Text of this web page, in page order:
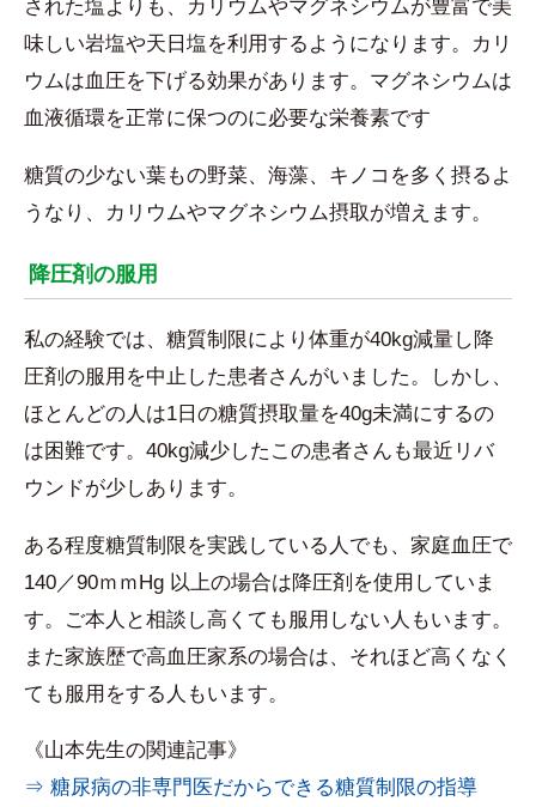
された塩よりも、カリウムやマグネシウムが豊富で美
味しい岩塩や天日塩を利用するようになります。カリ
ウムは血圧を下げる効果があります。マグネシウムは
血液循環を正常に保つのに必要な栄養素です
糖質の少ない葉もの野菜、海藻、キノコを多く摂るよ
うなり、カリウムやマグネシウム摂取が増えます。
降圧剤の服用
私の経験では、糖質制限により体重が40kg減量し降
圧剤の服用を中止した患者さんがいました。しかし、
ほとんどの人は1日の糖質摂取量を40g未満にするの
は困難です。40kg減少したこの患者さんも最近リバ
ウンドが少しあります。
ある程度糖質制限を実践している人でも、家庭血圧で
140／90ｍｍHg 以上の場合は降圧剤を使用していま
す。ご本人と相談し高くても服用しない人もいます。
また家族歴で高血圧家系の場合は、それほど高くなく
ても服用をする人もいます。
《山本先生の関連記事》
⇒ 糖尿病の非専門医だからできる糖質制限の指導